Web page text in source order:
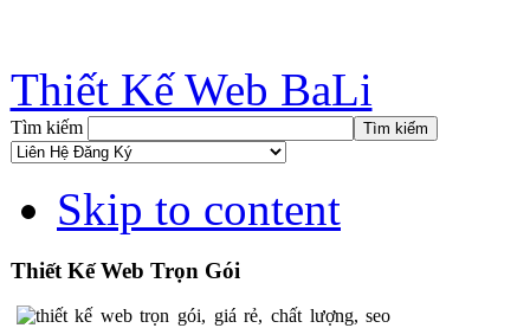
Thiết Kế Web BaLi
Tìm kiếm
Skip to content
Thiết Kế Web Trọn Gói